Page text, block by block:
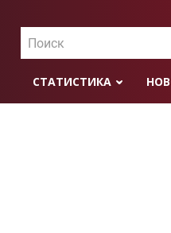
Поиск
СТАТИСТИКА